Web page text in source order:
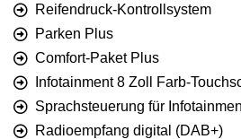
Reifendruck-Kontrollsystem
Parken Plus
Comfort-Paket Plus
Infotainment 8 Zoll Farb-
Sprachsteuerung für
Radioempfang digital (DAB+)